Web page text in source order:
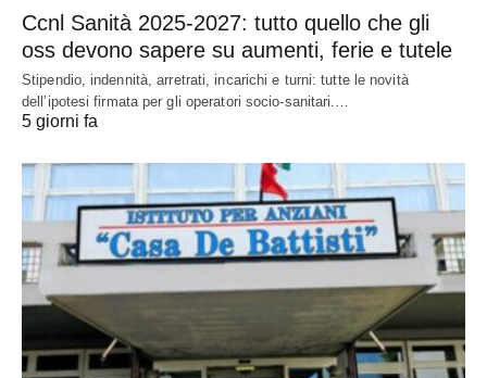
Ccnl Sanità 2025-2027: tutto quello che gli
oss devono sapere su aumenti, ferie e tutele
Stipendio, indennità, arretrati, incarichi e turni: tutte le novità
dell’ipotesi firmata per gli operatori socio-sanitari.…
5 giorni fa